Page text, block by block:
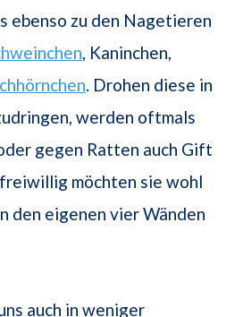
ebenso zu den Nagetieren
, Kaninchen,
. Drohen diese in
werden oftmals
gegen Ratten auch Gift
möchten sie wohl
den eigenen vier Wänden
auch in weniger